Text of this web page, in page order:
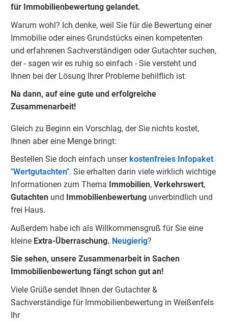
für Immobilienbewertung gelandet.
Warum wohl? Ich denke, weil Sie für die Bewertung einer
Immobilie oder eines Grundstücks einen kompetenten
und erfahrenen Sachverständigen oder Gutachter suchen,
der - sagen wir es ruhig so einfach - Sie versteht und
Ihnen bei der Lösung Ihrer Probleme behilflich ist.
Na dann, auf eine gute und erfolgreiche
Zusammenarbeit!
Gleich zu Beginn ein Vorschlag, der Sie nichts kostet,
Ihnen aber eine Menge bringt:
Bestellen Sie doch einfach unser kostenfreies Infopaket
"Wertgutachten". Sie erhalten darin viele wirklich wichtige
Informationen zum Thema Immobilien, Verkehrswert,
Gutachten und Immobilienbewertung unverbindlich und
frei Haus.
Außerdem habe ich als Willkommensgruß für Sie eine
kleine Extra-Überraschung. Neugierig?
Sie sehen, unsere Zusammenarbeit in Sachen
Immobilienbewertung fängt schon gut an!
Viele Grüße sendet Ihnen der Gutachter &
Sachverständige für Immobilienbewertung in Weißenfels
Ihr